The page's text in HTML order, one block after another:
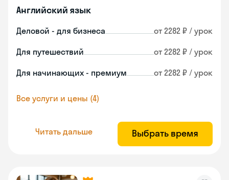
Английский язык
Деловой - для бизнеса от 2282 ₽ / урок
Для путешествий от 2282 ₽ / урок
Для начинающих - премиум от 2282 ₽ / урок
Все услуги и цены (4)
Читать дальше Выбрать время